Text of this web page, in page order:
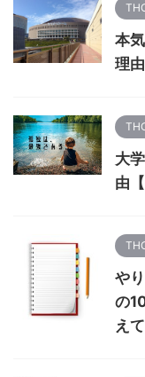
本
理
大
由
や
の
え